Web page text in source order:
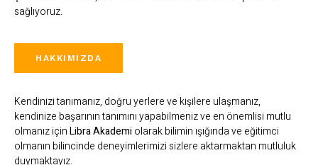
Kendinizi tanımanız, doğru yerlere ve kişilere ulaşmanız,
kendinize başarının tanımını yapabilmeniz ve en önemlisi mutlu
olmanız içinLibra Akademi olarak bilimin ışığında ve eğitimci
olmanın bilincinde deneyimlerimizi sizlere aktarmaktan mutluluk
duymaktayız.
sağlıyoruz.
HAKKIMIZDA